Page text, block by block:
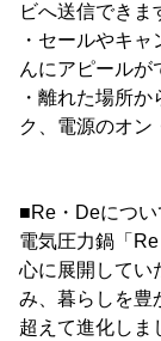
ビへ送信できま
・セールやキ
んにアピールが
・離れた場所
ク、電源のオン
■Re・Deについ
電気圧力鍋「
心に展開してい
み、暮らしを豊
超えて進化しま